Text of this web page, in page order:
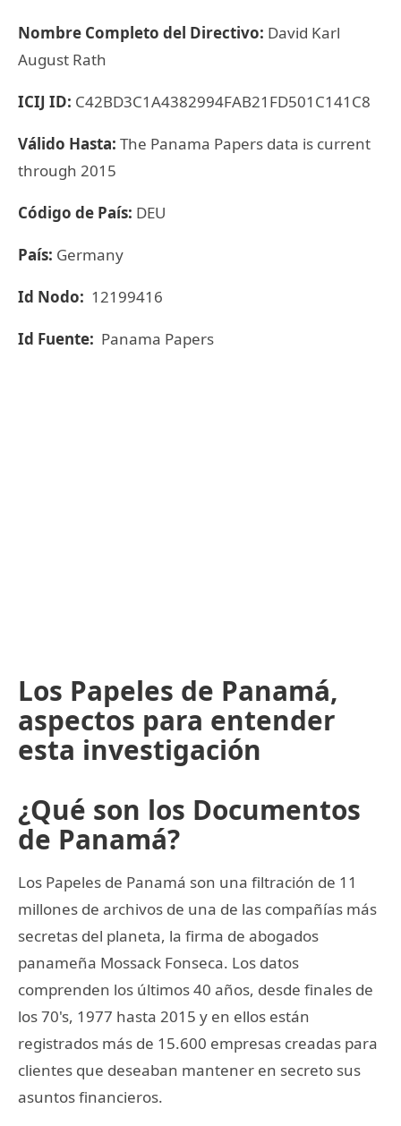
Nombre Completo del Directivo: David Karl
August Rath
ICIJ ID: C42BD3C1A4382994FAB21FD501C141C8
Válido Hasta: The Panama Papers data is current
through 2015
Código de País: DEU
País: Germany
Id Nodo: 12199416
Id Fuente: Panama Papers
Los Papeles de Panamá,
aspectos para entender
esta investigación
¿Qué son los Documentos
de Panamá?
Los Papeles de Panamá son una filtración de 11
millones de archivos de una de las compañías más
secretas del planeta, la firma de abogados
panameña Mossack Fonseca. Los datos
comprenden los últimos 40 años, desde finales de
los 70's, 1977 hasta 2015 y en ellos están
registrados más de 15.600 empresas creadas para
clientes que deseaban mantener en secreto sus
asuntos financieros.